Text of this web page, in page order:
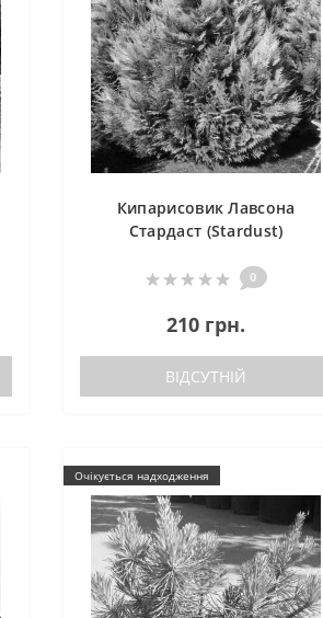
Кипарисовик Лавсона
Стардаст (Stardust)
0
210 грн.
ВІДСУТНІЙ
Очікується надходження